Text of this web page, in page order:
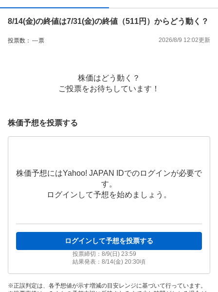
8/14(金)の終値は7/31(金)の終値（511円）からどう動く？
投票数： ---票 2026/8/9 12:02更新
株価はどう動く？
ご投票をお待ちしています！
株価予想を投票する
株価予想にはYahoo! JAPAN IDでのログインが必要で
す。
ログインして予想を始めましょう。
ログインして予想を投票する
投票締切： 8/9(日) 23:59
結果発表： 8/14(金) 20:30頃
正誤判定は、各予想値が示す増減の目安レンジに基づいて行っています。